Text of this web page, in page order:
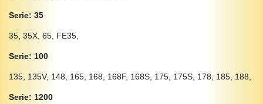
Serie: 35
35, 35X, 65, FE35,
Serie: 100
135, 135V, 148, 165, 168, 168F, 168S, 175, 175S, 178, 185, 188,
Serie: 1200